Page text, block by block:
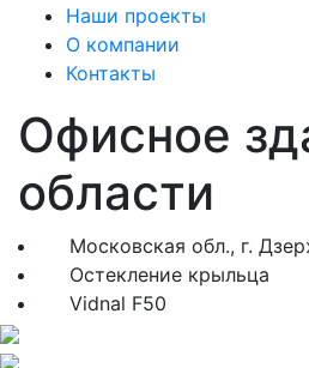
Наши проекты
О компании
Контакты
Офисное
области
Московская обл., г.
Остекление крыльца
Vidnal F50